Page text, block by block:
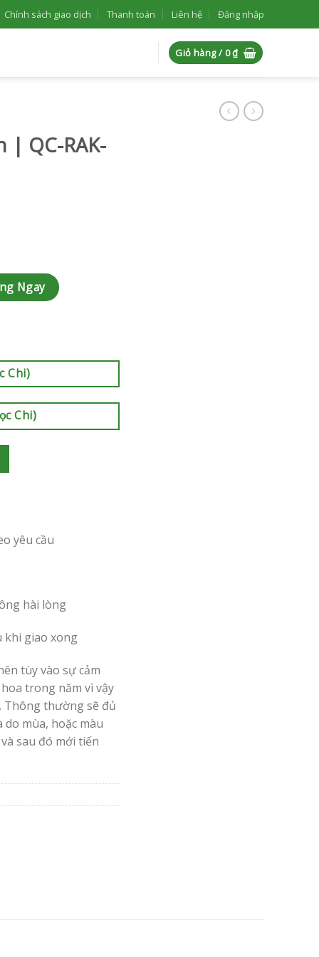
Chính sách giao dịch Thanh toán Liên hệ Đăng nhập
Giỏ hàng / 0₫
| QC-RAK-
Ngay
Chi)
Chi)
yêu cầu
hài lòng
khi giao xong
tùy vào sự cảm
trong năm vì vậy
Thông thường sẽ đủ
mùa, hoặc màu
sau đó mới tiến